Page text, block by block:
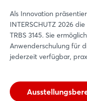
Als Innovation
INTERSCHUTZ 2026
TRBS 3145. Sie
Anwenderschulung für
jederzeit verfügbar,